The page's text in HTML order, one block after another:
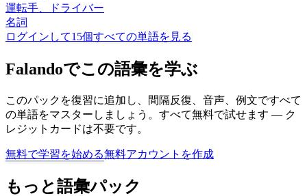
運転手、ドライバー
名詞
ログインして15個すべての単語を見る
Falandoでこの語彙を学ぶ
このパックを復習に追加し、間隔反復、音声、例文ですべて
の単語をマスターしましょう。すべて無料で試せます — ク
レジットカードは不要です。
無料で学習を始める無料アカウントを作成
もっと語彙パック